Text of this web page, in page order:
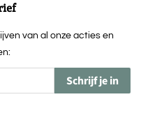
van al onze acties en
Schrijf je in